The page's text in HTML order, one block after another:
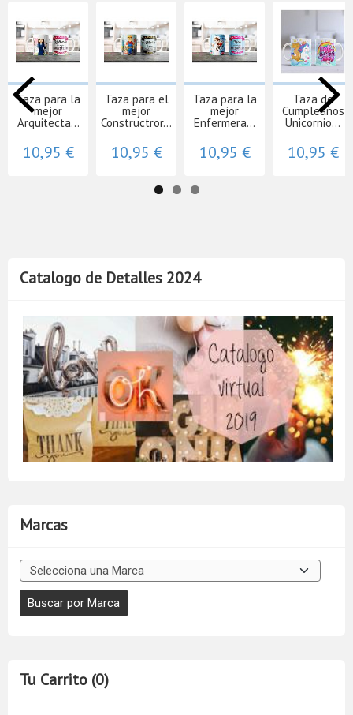
Catalogo de Detalles 2024
Marcas
Tu Carrito (0)
Taza para la
mejor
Arquitecta...
10,95 €
Taza para el
mejor
Constructror...
10,95 €
Taza para la
mejor
Enfermera...
10,95 €
Taza de
Cumpleaños
Unicornio...
10,95 €